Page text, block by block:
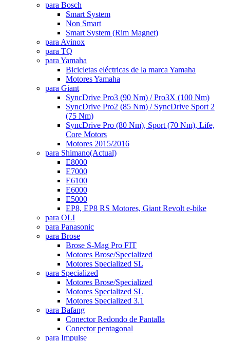
para Bosch
Smart System
Non Smart
Smart System (Rim Magnet)
para Avinox
para TQ
para Yamaha
Bicicletas eléctricas de la marca Yamaha
Motores Yamaha
para Giant
SyncDrive Pro3 (90 Nm) / Pro3X (100 Nm)
SyncDrive Pro2 (85 Nm) / SyncDrive Sport 2
(75 Nm)
SyncDrive Pro (80 Nm), Sport (70 Nm), Life,
Core Motors
Motores 2015/2016
para Shimano(Actual)
E8000
E7000
E6100
E6000
E5000
EP8, EP8 RS Motores, Giant Revolt e-bike
para OLI
para Panasonic
para Brose
Brose S-Mag Pro FIT
Motores Brose/Specialized
Motores Specialized SL
para Specialized
Motores Brose/Specialized
Motores Specialized SL
Motores Specialized 3.1
para Bafang
Conector Redondo de Pantalla
Conector pentagonal
para Impulse